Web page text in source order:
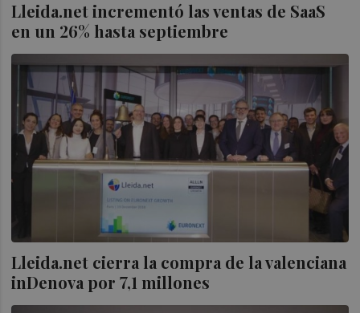
Lleida.net incrementó las ventas de SaaS
en un 26% hasta septiembre
Lleida.net cierra la compra de la valenciana
inDenova por 7,1 millones